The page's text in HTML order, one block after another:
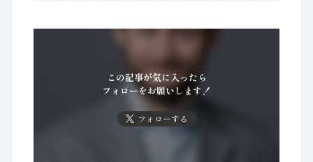
この記事が気に入ったら
フォローをお願いします！
フォローする